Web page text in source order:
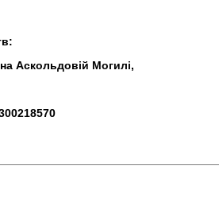
Аскольдовій Могилі,